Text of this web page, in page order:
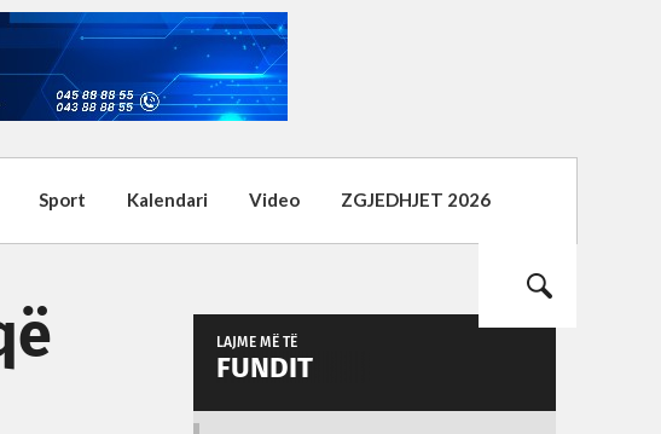
Sport Kalendari Video ZGJEDHJET 2026
LAJME MË TË
FUNDIT